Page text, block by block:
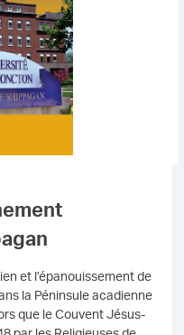
et l’épanouissement de
la Péninsule acadienne
que le Couvent Jésus-